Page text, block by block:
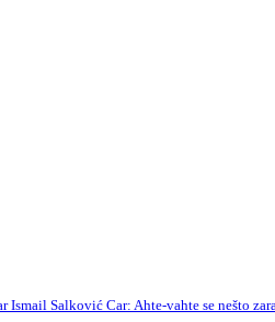
Ismail Salković Car: Ahte-vahte se nešto